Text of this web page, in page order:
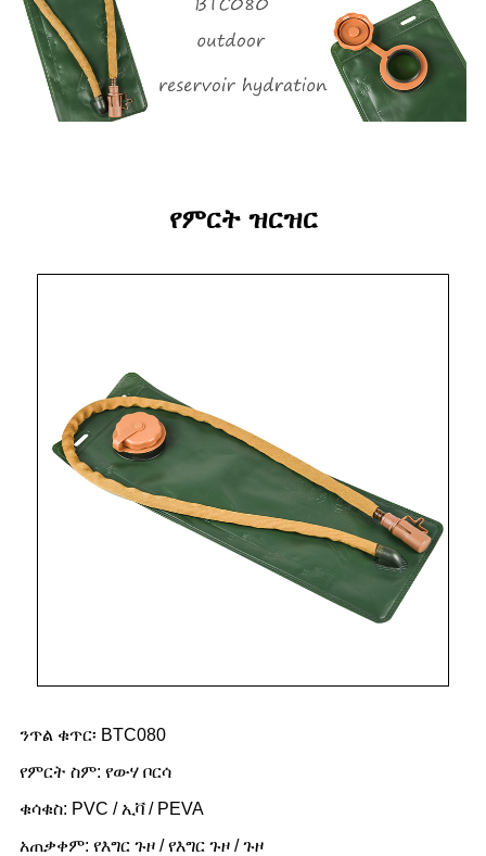
የምርት ዝርዝር
ንጥል ቁጥር፡ BTC080
የምርት ስም: የውሃ ቦርሳ
ቁሳቁስ: PVC / ኢቫ / PEVA
አጠቃቀም: የእግር ጉዞ / የእግር ጉዞ / ጉዞ